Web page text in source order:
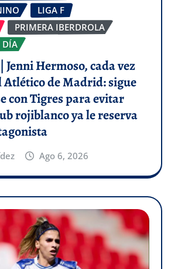
LIGA F
PRIMERA IBERDROLA
DÍA
Hermoso, cada vez
Atlético de Madrid: sigue
con Tigres para evitar
rojiblanco ya le reserva
Ago 6, 2026